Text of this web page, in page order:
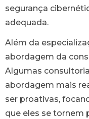
segurança
adequada.
Além da
abordagem da
Algumas
abordagem mais
ser proativas,
que eles se tornem